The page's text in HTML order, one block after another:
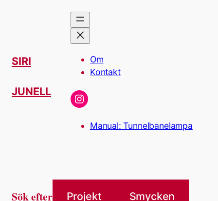
SIRI
JUNELL
Om
Kontakt
Instagram
Manual: Tunnelbanelampa
Sök efter Projekt Smycken